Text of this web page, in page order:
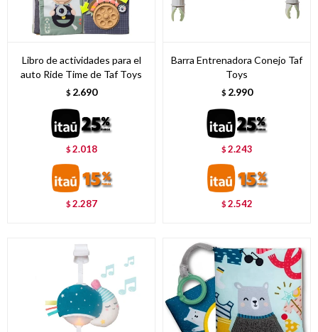
Libro de actividades para el
auto Ride Time de Taf Toys
$ 2.690
$2.018
$2.287
Barra Entrenadora Conejo Taf
Toys
$ 2.990
$2.243
$2.542